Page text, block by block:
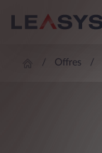
Offres